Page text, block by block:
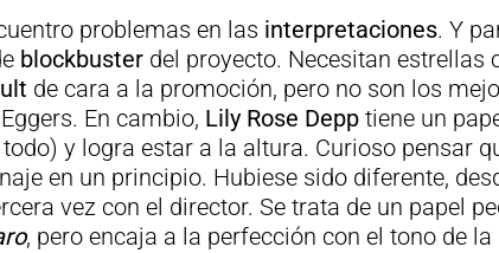
problemas en las interpretaciones. Y
blockbuster del proyecto. Necesitan estrellas
de cara a la promoción, pero no son los
En cambio, Lily Rose Depptiene un
y logra estar a la altura. Curioso pensar
en un principio. Hubiese sido diferente,
vez con el director. Se trata de un papel
, pero encaja a la perfección con el tono de la